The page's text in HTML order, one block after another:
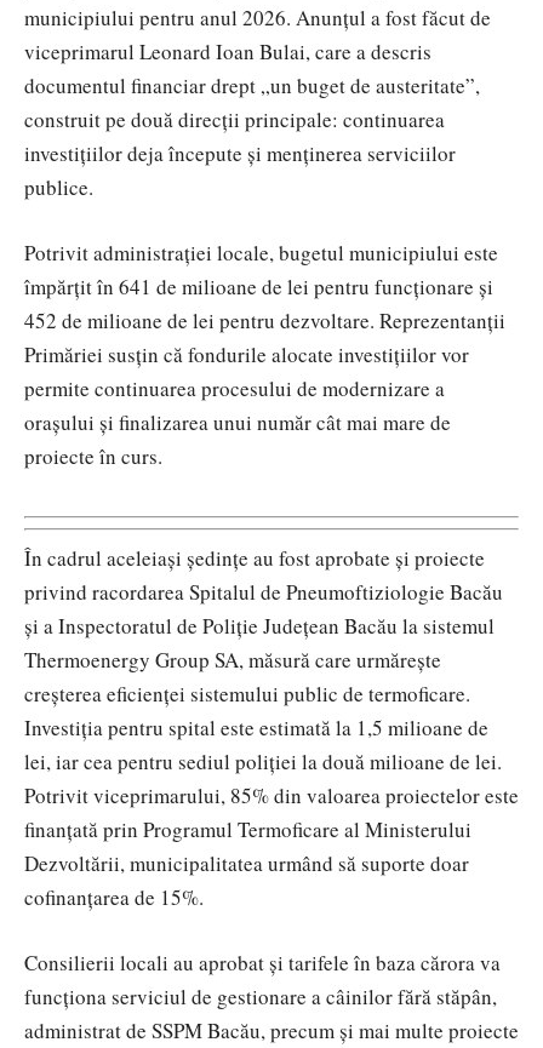
municipiului pentru anul 2026. Anunțul a fost făcut de
viceprimarul Leonard Ioan Bulai, care a descris
documentul financiar drept „un buget de austeritate”,
construit pe două direcții principale: continuarea
investițiilor deja începute și menținerea serviciilor
publice.
Potrivit administrației locale, bugetul municipiului este
împărțit în 641 de milioane de lei pentru funcționare și
452 de milioane de lei pentru dezvoltare. Reprezentanții
Primăriei susțin că fondurile alocate investițiilor vor
permite continuarea procesului de modernizare a
orașului și finalizarea unui număr cât mai mare de
proiecte în curs.
În cadrul aceleiași ședințe au fost aprobate și proiecte
privind racordareaSpitalul de Pneumoftiziologie Bacău
și aInspectoratul de Poliție Județean Bacău la sistemul
Thermoenergy Group SA, măsură care urmărește
creșterea eficienței sistemului public de termoficare.
Investiția pentru spital este estimată la 1,5 milioane de
lei, iar cea pentru sediul poliției la două milioane de lei.
Potrivit viceprimarului, 85% din valoarea proiectelor este
finanțată prin Programul Termoficare al Ministerului
Dezvoltării, municipalitatea urmând să suporte doar
cofinanțarea de 15%.
Consilierii locali au aprobat și tarifele în baza cărora va
funcționa serviciul de gestionare a câinilor fără stăpân,
administrat de SSPM Bacău, precum și mai multe proiecte